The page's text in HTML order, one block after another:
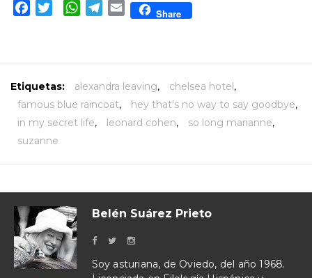
Facebook
TwitterWhatsApp
Telegram
Email Share
Etiquetas: alexandra leaving, chelsea hotel,
famous blue raincoat, hey that's no way to say goodbye,
in my secret life, leonard cohen, so long marianne,
suzanne
Belén Suárez Prieto
Soy asturiana, de Oviedo, del año 1968.